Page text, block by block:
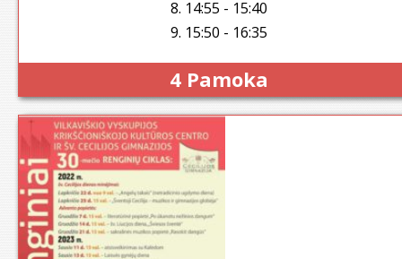
8. 14:55 - 15:40
9. 15:50 - 16:35
4 Pamoka